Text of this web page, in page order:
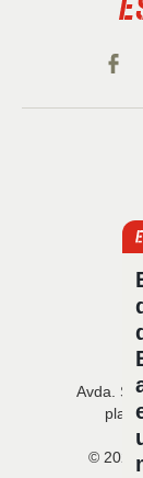
Avda.
© 2026